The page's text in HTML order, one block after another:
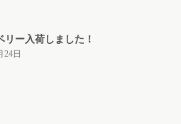
リー入荷しました！
24日